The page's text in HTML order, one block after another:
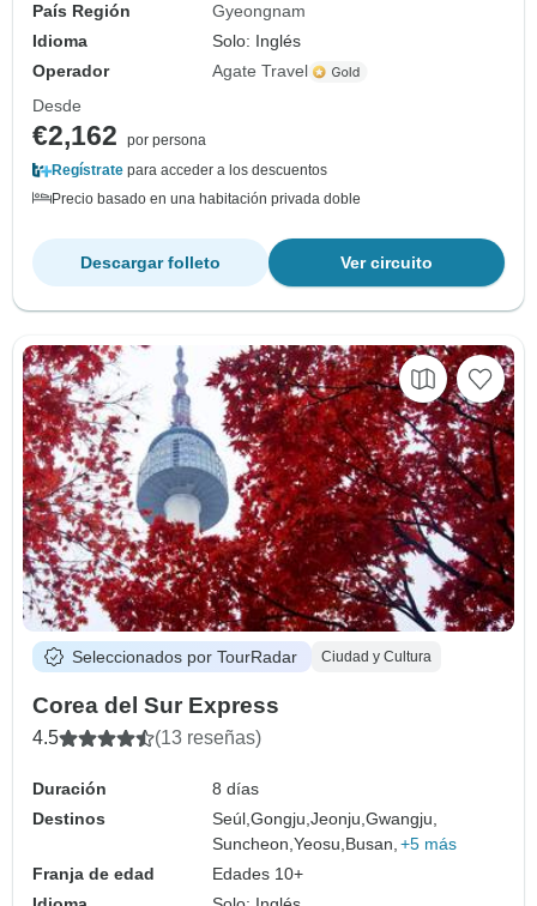
País Región
Gyeongnam
Idioma
Solo: Inglés
Operador
Agate Travel
Desde
€2,162
por persona
Regístrate para acceder a los descuentos
Precio basado en una habitación privada doble
Ver circuito
Descargar folleto
Seleccionados por TourRadar Ciudad y Cultura
Corea del Sur Express
4.5 (13 reseñas)
Duración
8 días
Destinos
Seúl,Gongju,Jeonju,Gwangju,
Suncheon,Yeosu,Busan, +5 más
Franja de edad
Edades 10+